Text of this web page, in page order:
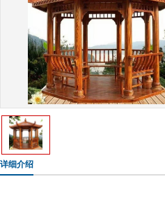
详细介绍